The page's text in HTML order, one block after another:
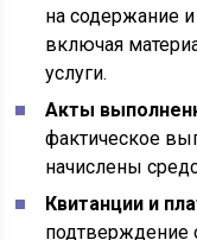
на содержание
включая
услуги.
Акты
фактическое
начислены
Квитанции и
подтверждение